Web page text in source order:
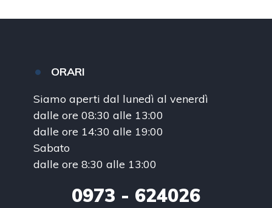
ORARI
Siamo aperti dal lunedì al venerdì
dalle ore 08:30 alle 13:00
dalle ore 14:30 alle 19:00
Sabato
dalle ore 8:30 alle 13:00
0973 - 624026